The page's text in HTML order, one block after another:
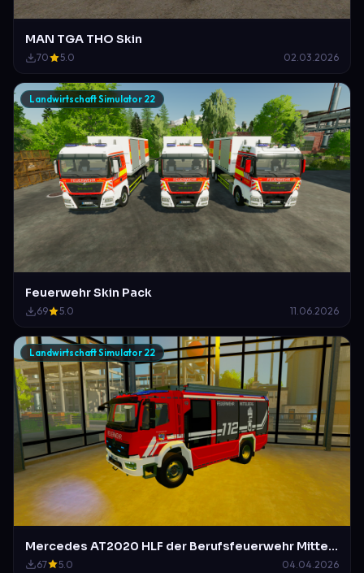
MAN TGA THO Skin
70 5.0 02.03.2026
Landwirtschaft Simulator 22
Feuerwehr Skin Pack
69 5.0 11.06.2026
Landwirtschaft Simulator 22
Mercedes AT2020 HLF der Berufsfeuerwehr Mittelberg
67 5.0 04.04.2026